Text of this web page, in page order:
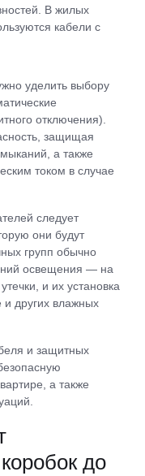
В жилых
кабели с
уделить выбору
отключения).
защищая
а также
током в случае
следует
они будут
групп обычно
освещения — на
и их установка
и других влажных
и защитных
а также
до